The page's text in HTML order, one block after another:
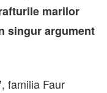
marilor
singur argument
, familia Faur